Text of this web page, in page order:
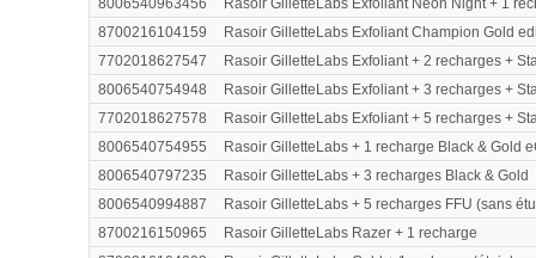
8700216104159
Rasoir GilletteLabs Exfoliant Champion Gold
7702018627547
Rasoir GilletteLabs Exfoliant + 2 recharges +
8006540754948
Rasoir GilletteLabs Exfoliant + 3 recharges +
7702018627578
Rasoir GilletteLabs Exfoliant + 5 recharges +
8006540754955
Rasoir GilletteLabs + 1 recharge Black & Gold
8006540797235
Rasoir GilletteLabs + 3 recharges Black & Gold
8006540994887
Rasoir GilletteLabs + 5 recharges FFU (sans
8700216150965
Rasoir GilletteLabs Razer + 1 recharge